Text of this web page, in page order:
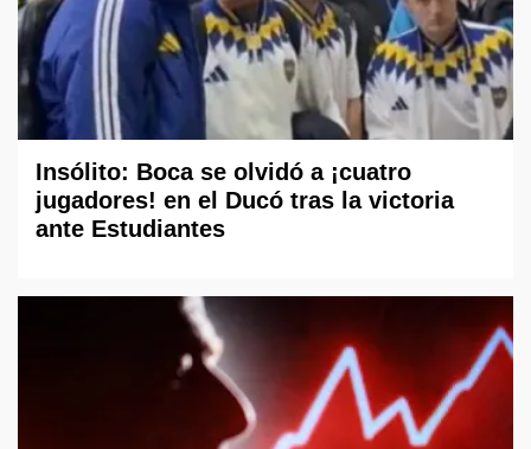
Insólito: Boca se olvidó a ¡cuatro
jugadores! en el Ducó tras la victoria
ante Estudiantes